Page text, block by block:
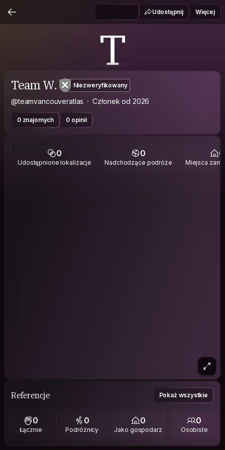
Udostępnij Więcej
T
Team W. Niezweryfikowany
@teamvancouveratlas Członek od 2026
0 znajomych 0 opinii
0
Udostępnione lokalizacje
0
Nadchodzące podróże
0
Miejsca
Referencje Pokaż wszystkie
0
Łącznie
0
Podróżnicy
0
Jako gospodarz
0
Osobiste